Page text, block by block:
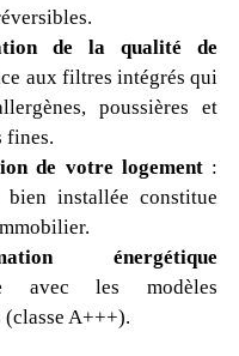
de la qualité de
aux filtres intégrés qui
poussières et
fines.
de votre logement :
installée constitue
énergétique
avec les modèles
(classe A+++).